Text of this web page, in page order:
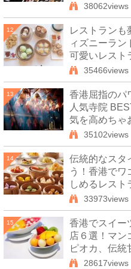
38062views
12
レストランも
ィズニーラン
可愛いレスト
35466views
13
香港屈指のパ
人気寺院
気を高めちゃ
35102views
14
伝統的なスタ
う！香港でワ
しめるレスト
33973views
15
香港でスイー
店６選！マン
ピオカ、伝
28617views